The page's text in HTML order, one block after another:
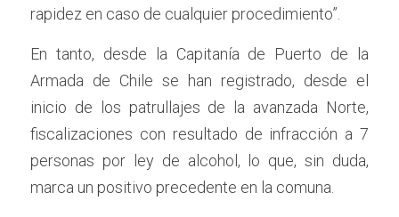
rapidez en caso de cualquier procedimiento”.
En tanto, desde la Capitanía de Puerto de la
Armada de Chile se han registrado, desde el
inicio de los patrullajes de la avanzada Norte,
fiscalizaciones con resultado de infracción a 7
personas por ley de alcohol, lo que, sin duda,
marca un positivo precedente en la comuna.